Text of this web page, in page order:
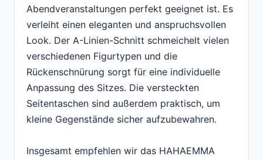
Abendveranstaltungen perfekt geeignet ist. Es
verleiht einen eleganten und anspruchsvollen
Look. Der A-Linien-Schnitt schmeichelt vielen
verschiedenen Figurtypen und die
Rückenschnürung sorgt für eine individuelle
Anpassung des Sitzes. Die versteckten
Seitentaschen sind außerdem praktisch, um
kleine Gegenstände sicher aufzubewahren.
Insgesamt empfehlen wir das HAHAEMMA